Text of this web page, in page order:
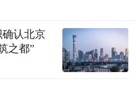
认北京
之都”